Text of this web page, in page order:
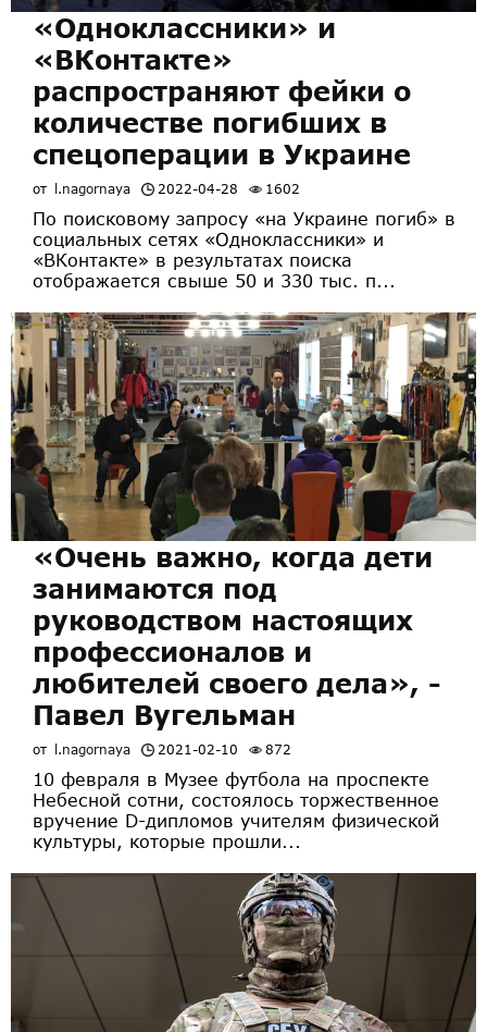
«Одноклассники» и
«ВКонтакте»
распространяют фейки о
количестве погибших в
спецоперации в Украине
от l.nagornaya 2022-04-28 1602
По поисковому запросу «на Украине погиб» в
социальных сетях «Одноклассники» и
«ВКонтакте» в результатах поиска
отображается свыше 50 и 330 тыс. п...
«Очень важно, когда дети
занимаются под
руководством настоящих
профессионалов и
любителей своего дела», -
Павел Вугельман
от l.nagornaya 2021-02-10 872
10 февраля в Музее футбола на проспекте
Небесной сотни, состоялось торжественное
вручение D-дипломов учителям физической
культуры, которые прошли...